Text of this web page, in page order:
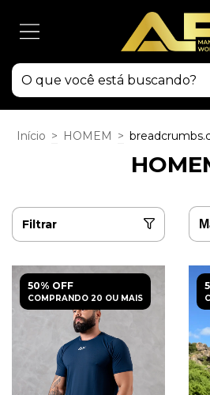
Início > HOMEM >
Filtrar
50% OFF
COMPRANDO 20 OU MAIS